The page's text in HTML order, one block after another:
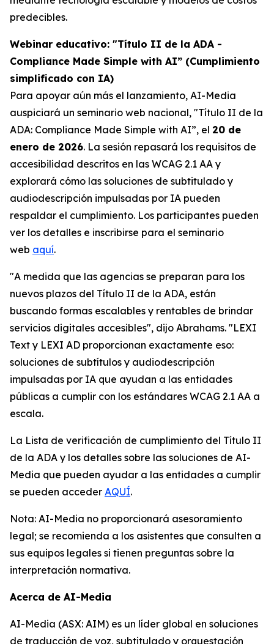
predecibles.
Webinar educativo: "Título II de la ADA -
Compliance Made Simple with AI” (Cumplimiento
simplificado con IA)
Para apoyar aún más el lanzamiento, AI-Media
auspiciará un seminario web nacional, "Título II de la
ADA: Compliance Made Simple with AI”, el 20 de
enero de 2026. La sesión repasará los requisitos de
accesibilidad descritos en las WCAG 2.1 AA y
explorará cómo las soluciones de subtitulado y
audiodescripción impulsadas por IA pueden
respaldar el cumplimiento. Los participantes pueden
ver los detalles e inscribirse para el seminario
web aquí.
"A medida que las agencias se preparan para los
nuevos plazos del Título II de la ADA, están
buscando formas escalables y rentables de brindar
servicios digitales accesibles", dijo Abrahams. "LEXI
Text y LEXI AD proporcionan exactamente eso:
soluciones de subtítulos y audiodescripción
impulsadas por IA que ayudan a las entidades
públicas a cumplir con los estándares WCAG 2.1 AA a
escala.
La Lista de verificación de cumplimiento del Título II
de la ADA y los detalles sobre las soluciones de AI-
Media que pueden ayudar a las entidades a cumplir
se pueden acceder AQUÍ.
Nota: AI-Media no proporcionará asesoramiento
legal; se recomienda a los asistentes que consulten a
sus equipos legales si tienen preguntas sobre la
interpretación normativa.
Acerca de AI-Media
AI-Media (ASX: AIM) es un líder global en soluciones
de traducción de voz, subtitulado y orquestación